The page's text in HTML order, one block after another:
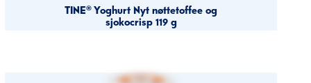
TINE® Yoghurt Nyt nøttetoffee og
sjokocrisp 119 g